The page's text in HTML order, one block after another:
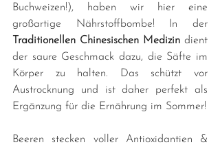
Buchweizen!), haben wir hier eine
Traditionellen Chinesischen Medizin dient
der saure Geschmack dazu, die Säfte im
Körper zu halten. Das schützt vor
Austrocknung und ist daher perfekt als
Ergänzung für die Ernährung im Sommer!
Beeren stecken voller Antioxidantien &